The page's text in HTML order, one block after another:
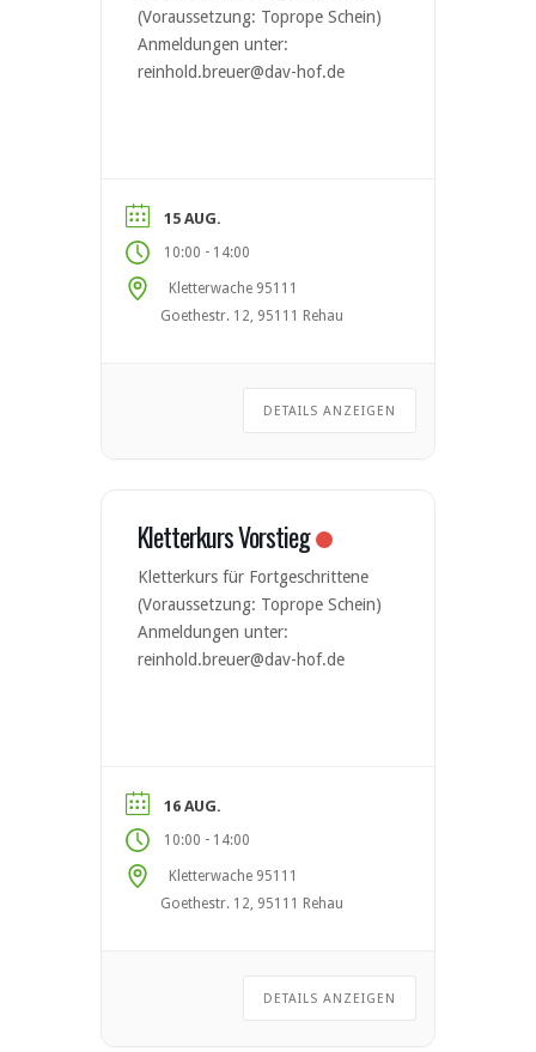
(Voraussetzung: Toprope Schein)
Anmeldungen unter:
reinhold.breuer@dav-hof.de
15 AUG.
10:00 - 14:00
Kletterwache 95111
Goethestr. 12, 95111 Rehau
DETAILS ANZEIGEN
Kletterkurs Vorstieg
Kletterkurs für Fortgeschrittene
(Voraussetzung: Toprope Schein)
Anmeldungen unter:
reinhold.breuer@dav-hof.de
16 AUG.
10:00 - 14:00
Kletterwache 95111
Goethestr. 12, 95111 Rehau
DETAILS ANZEIGEN